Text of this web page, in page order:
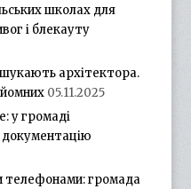
школах для
і блекауту
шукають архітектора.
05.11.2025
у громаді
документацію
телефонами: громада